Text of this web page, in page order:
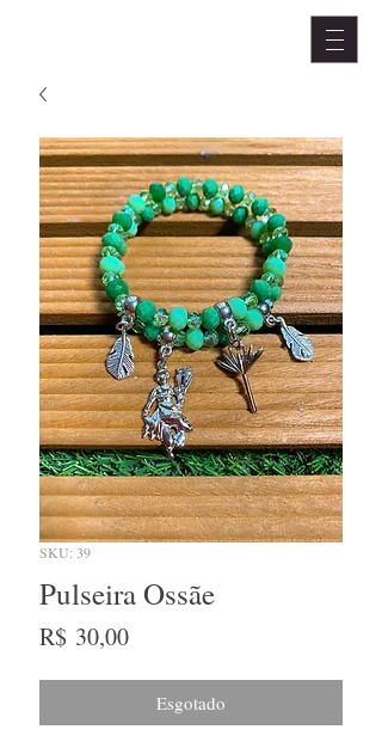
SKU: 39
Pulseira Ossãe
R$ 30,00Preço
Esgotado